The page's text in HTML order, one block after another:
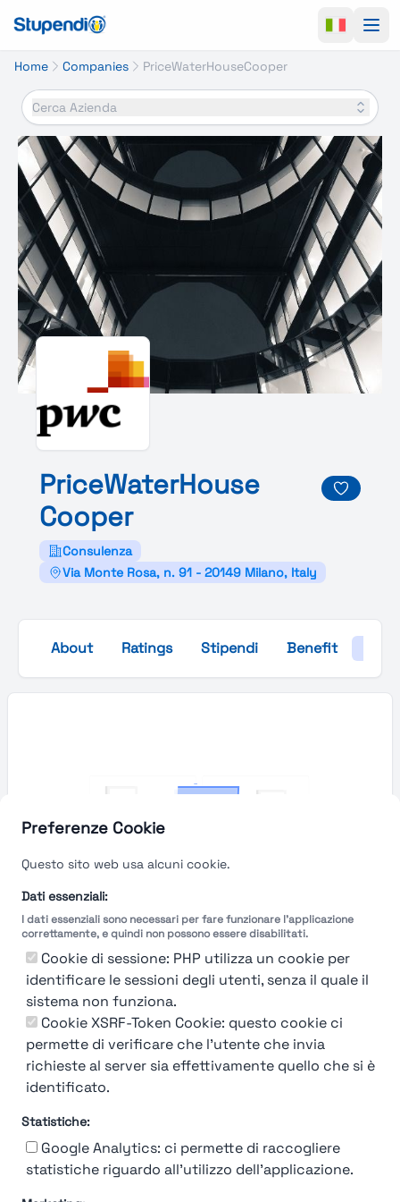
Preferenze Cookie
Questo sito web usa alcuni cookie.
Dati essenziali:
I dati essenziali sono necessari per fare funzionare l'applicazione
correttamente, e quindi non possono essere disabilitati.
Cookie di sessione: PHP utilizza un cookie per
identificare le sessioni degli utenti, senza il quale il
sistema non funziona.
Cookie XSRF-Token Cookie: questo cookie ci
permette di verificare che l'utente che invia
richieste al server sia effettivamente quello che si è
identificato.
Statistiche:
Google Analytics: ci permette di raccogliere
statistiche riguardo all'utilizzo dell'applicazione.
Home Companies PriceWaterHouseCooper
Cerca Azienda
PriceWaterHouse
Cooper
Consulenza
Via Monte Rosa, n. 91 - 20149 Milano, Italy
About Ratings Stipendi Benefit
You're Not logged in
LoginorIscrivitiper vedere